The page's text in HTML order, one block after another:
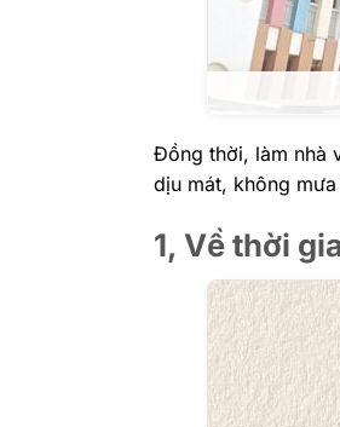
Đồng thời, làm nhà
dịu mát, không
1, Về thời